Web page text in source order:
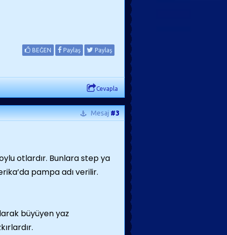
BEĞEN Paylaş Paylaş
Cevapla
Mesaj#3
otlardır. Bunlara step ya
pampa adı verilir.
büyüyen yaz